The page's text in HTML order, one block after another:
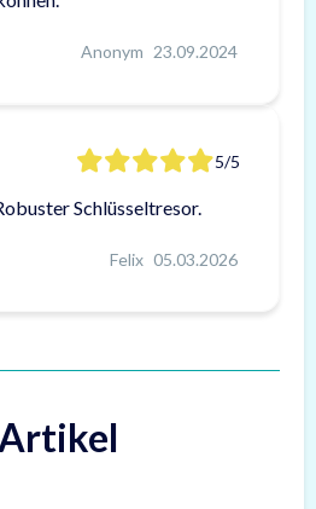
Anonym 23.09.2024
5/5
Schlüsseltresor.
Felix 05.03.2026